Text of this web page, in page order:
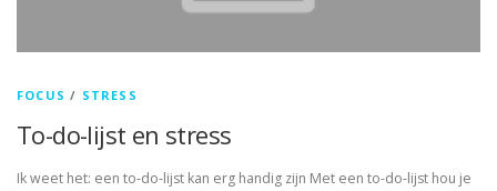
FOCUS / STRESS
To-do-lijst en stress
Ik weet het: een to-do-lijst kan erg handig zijn Met een to-do-lijst hou je